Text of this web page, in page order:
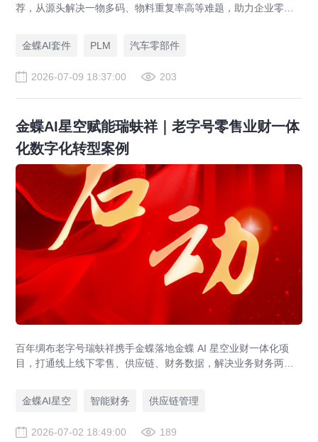
荐，从源头解决一物多码、物料重复率高等难题，助力企业零部
金蝶AI套件
PLM 汽车零部件
2026-07-09 18:37:00 203
金蝶AI星空赋能瑞蚨祥｜老字号零售业财一体
化数字化转型案例
百年绸布老字号瑞蚨祥携手金蝶落地金蝶 AI 星空业财一体化项
目，打通线上线下零售、供应链、财务数据，解决业务财务两张
金蝶AI星空
智能财务 供应链管理
2026-07-02 18:49:00 189